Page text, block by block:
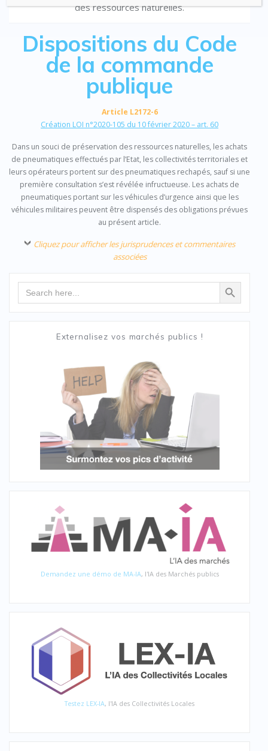
des ressources naturelles.
Dispositions du Code
de la commande
publique
Article L2172-6
Création LOI n°2020-105 du 10 février 2020 – art. 60
Dans un souci de préservation des ressources naturelles, les achats
de pneumatiques effectués par l’Etat, les collectivités territoriales et
leurs opérateurs portent sur des pneumatiques rechapés, sauf si une
première consultation s’est révélée infructueuse. Les achats de
pneumatiques portant sur les véhicules d’urgence ainsi que les
véhicules militaires peuvent être dispensés des obligations prévues
au présent article.
Cliquez pour afficher les jurisprudences et commentaires
associées
Search Search Button
Externalisez vos marchés publics !
Demandez une démo de MA-IA, l'IA des Marchés publics
Testez LEX-IA, l'IA des Collectivités Locales